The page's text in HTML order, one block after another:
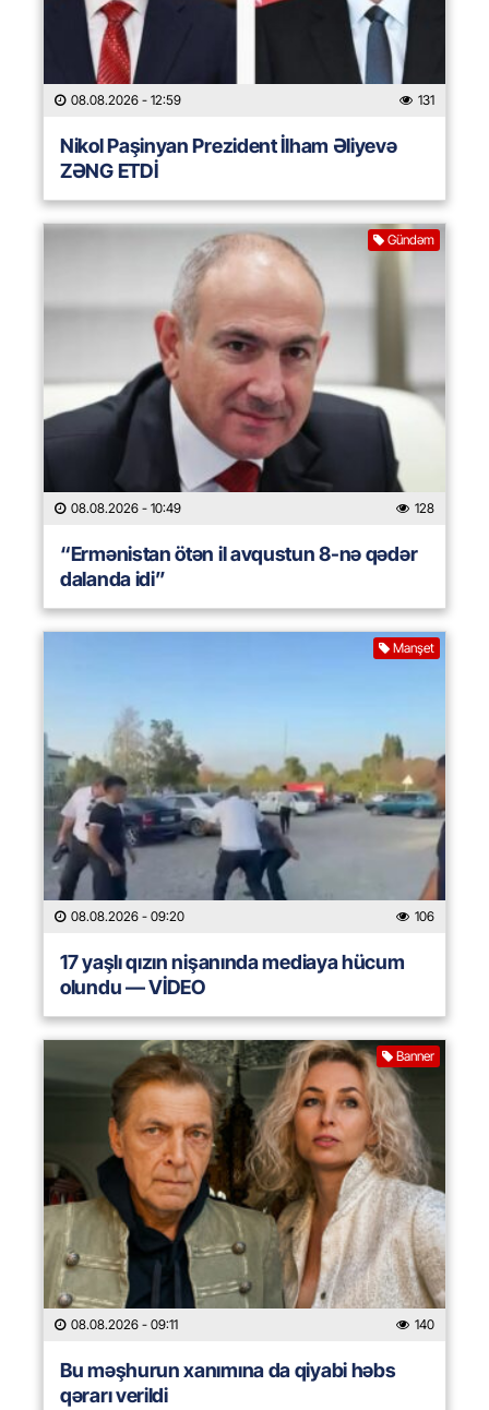
08.08.2026 - 12:59 131
Nikol Paşinyan Prezident İlham Əliyevə
ZƏNG ETDİ
Gündəm
08.08.2026 - 10:49 128
“Ermənistan ötən il avqustun 8-nə qədər
dalanda idi”
Manşet
08.08.2026 - 09:20 106
17 yaşlı qızın nişanında mediaya hücum
olundu — VİDEO
Banner
08.08.2026 - 09:11 140
Bu məşhurun xanımına da qiyabi həbs
qərarı verildi